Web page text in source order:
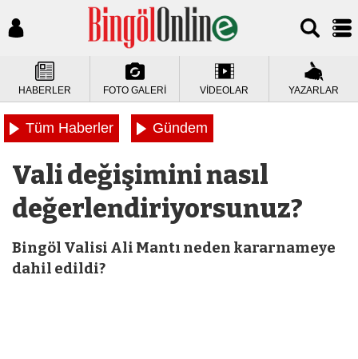
HABERLER FOTO GALERİ VİDEOLAR YAZARLAR
Tüm Haberler Gündem
Vali değişimini nasıl
değerlendiriyorsunuz?
Bingöl Valisi Ali Mantı neden kararnameye
dahil edildi?